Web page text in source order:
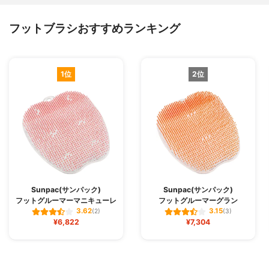
フットブラシおすすめランキング
1位
Sunpac(サンパック)
フットグルーマーマニキューレ
3.62(2)
¥6,822
2位
Sunpac(サンパック)
フットグルーマーグラン
3.15(3)
¥7,304